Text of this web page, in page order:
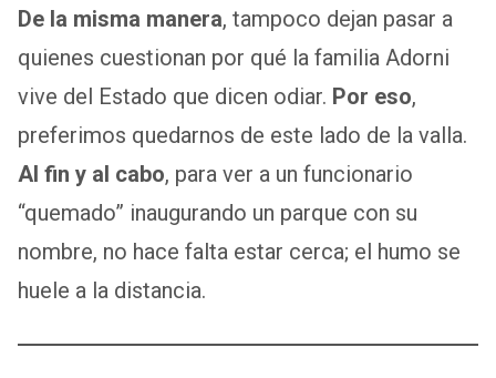
De la misma manera, tampoco dejan pasar a
quienes cuestionan por qué la familia Adorni
vive del Estado que dicen odiar. Por eso,
preferimos quedarnos de este lado de la valla.
Al fin y al cabo, para ver a un funcionario
“quemado” inaugurando un parque con su
nombre, no hace falta estar cerca; el humo se
huele a la distancia.